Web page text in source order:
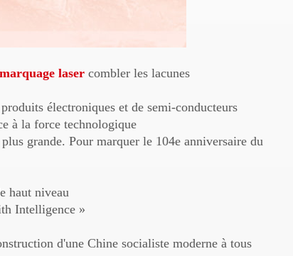
laser combler les lacunes
électroniques et de semi-conducteurs
à la force technologique
grande. Pour marquer le 104e anniversaire du
haut niveau
Intelligence »
d'une Chine socialiste moderne à tous